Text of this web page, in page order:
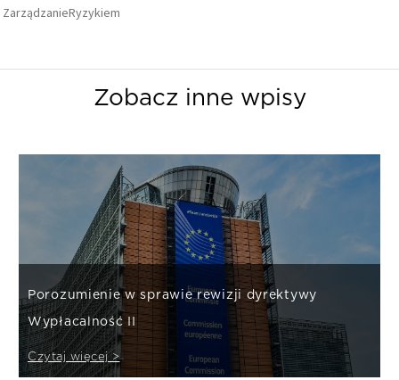
ZarządzanieRyzykiem
Zobacz inne wpisy
Porozumienie w sprawie rewizji dyrektywy
Wypłacalność II
Czytaj więcej >